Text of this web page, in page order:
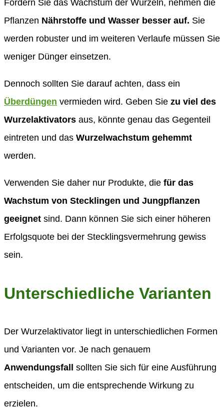
Fördern Sie das Wachstum der Wurzeln, nehmen die
Pflanzen Nährstoffe und Wasser besser auf. Sie
werden robuster und im weiteren Verlaufe müssen Sie
weniger Dünger einsetzen.
Dennoch sollten Sie darauf achten, dass ein
Überdüngen vermieden wird. Geben Sie zu viel des
Wurzelaktivators aus, könnte genau das Gegenteil
eintreten und das Wurzelwachstum gehemmt
werden.
Verwenden Sie daher nur Produkte, die für das
Wachstum von Stecklingen und Jungpflanzen
geeignet sind. Dann können Sie sich einer höheren
Erfolgsquote bei der Stecklingsvermehrung gewiss
sein.
Unterschiedliche Varianten
Der Wurzelaktivator liegt in unterschiedlichen Formen
und Varianten vor. Je nach genauem
Anwendungsfall sollten Sie sich für eine Ausführung
entscheiden, um die entsprechende Wirkung zu
erzielen.